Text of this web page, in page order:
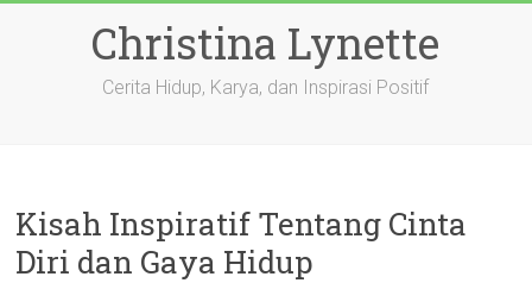
Christina Lynette
Cerita Hidup, Karya, dan Inspirasi Positif
Kisah Inspiratif Tentang Cinta
Diri dan Gaya Hidup